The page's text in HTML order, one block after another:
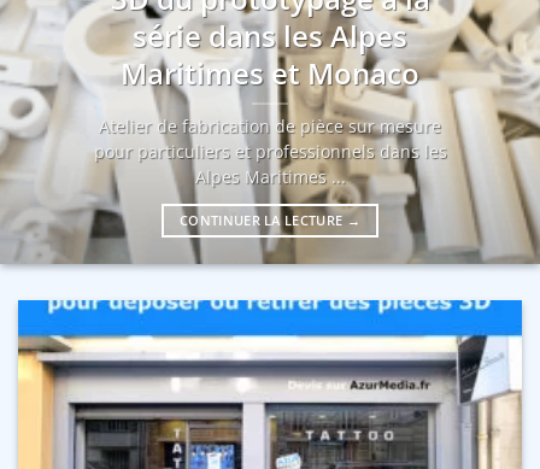
série dans les Alpes
Maritimes et Monaco
Atelier de fabrication de pièce sur mesure
pour particuliers et professionnels dans les
Alpes Maritimes ...
CONTINUER LA LECTURE →